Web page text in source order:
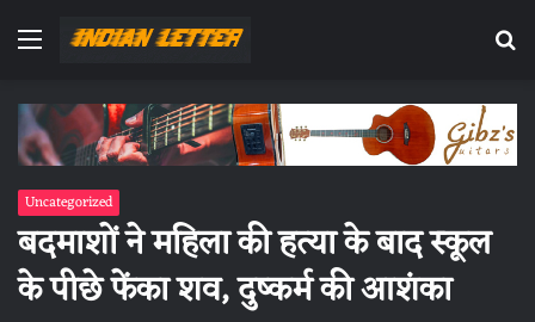
Menu
Uncategorized
बदमाशों ने महिला की हत्या के बाद स्कूल
के पीछे फेंका शव, दुष्कर्म की आशंका